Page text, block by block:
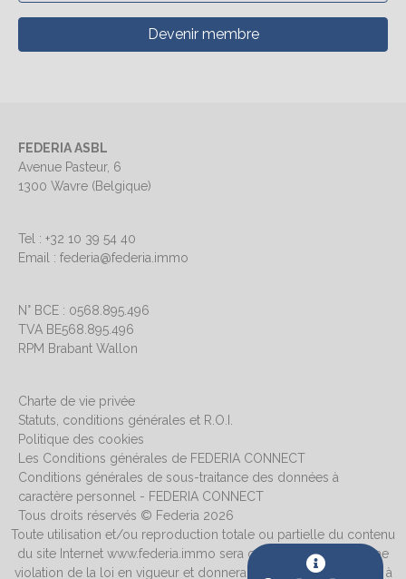
Devenir membre
FEDERIA ASBL
Avenue Pasteur, 6
1300 Wavre (Belgique)
Tel : +32 10 39 54 40
Email : federia@federia.immo
N° BCE : 0568.895.496
TVA BE568.895.496
RPM Brabant Wallon
Charte de vie privée
Statuts, conditions générales et R.O.I.
Politique des cookies
Les Conditions générales de FEDERIA CONNECT
Conditions générales de sous-traitance des données à
caractère personnel - FEDERIA CONNECT
Tous droits réservés © Federia 2026
Toute utilisation et/ou reproduction totale ou partielle du contenu
du site Internet www.federia.immo sera considérée comme une
violation de la loi en vigueur et donnera systématiquement lieu à